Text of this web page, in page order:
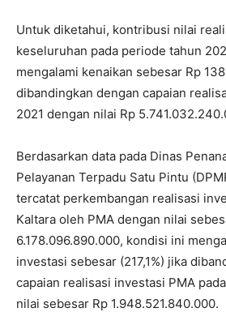
Untuk diketahui, kontribusi nilai
keseluruhan pada periode tahun
mengalami kenaikan sebesar Rp
dibandingkan dengan capaian
2021 dengan nilai Rp
Berdasarkan data pada Dinas
Pelayanan Terpadu Satu Pintu
tercatat perkembangan realisasi
Kaltara oleh PMA dengan nilai
6.178.096.890.000, kondisi ini
investasi sebesar (217,1%) jika
capaian realisasi investasi PMA
nilai sebesar Rp 1.948.521.840.000.